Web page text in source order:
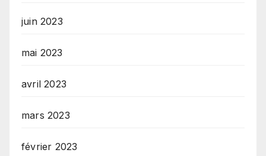
juin 2023
mai 2023
avril 2023
mars 2023
février 2023